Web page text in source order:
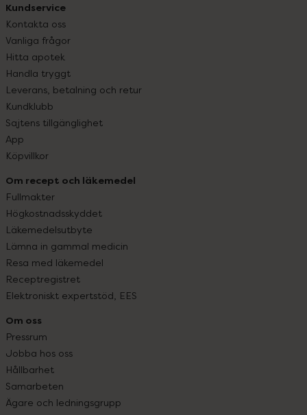
Kundservice
Kontakta oss
Vanliga frågor
Hitta apotek
Handla tryggt
Leverans, betalning och retur
Kundklubb
Sajtens tillgänglighet
App
Köpvillkor
Om recept och läkemedel
Fullmakter
Högkostnadsskyddet
Läkemedelsutbyte
Lämna in gammal medicin
Resa med läkemedel
Receptregistret
Elektroniskt expertstöd, EES
Om oss
Pressrum
Jobba hos oss
Hållbarhet
Samarbeten
Ägare och ledningsgrupp